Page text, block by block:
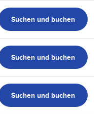
Suchen und buchen
Suchen und buchen
Suchen und buchen